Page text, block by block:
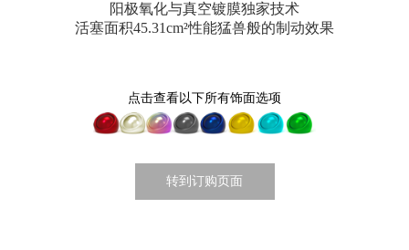
阳极氧化与真空镀膜独家技术
活塞面积45.31cm²性能猛兽般的制动效果
点击查看以下所有饰面选项
转到订购页面